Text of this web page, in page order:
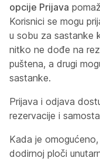
opcije Prijava
Korisnici se mogu
u sobu za sastanke
nitko ne dođe na
puštena, a drugi
sastanke.
Prijava i odjava
rezervacije i
Kada je
dodirnoj ploči